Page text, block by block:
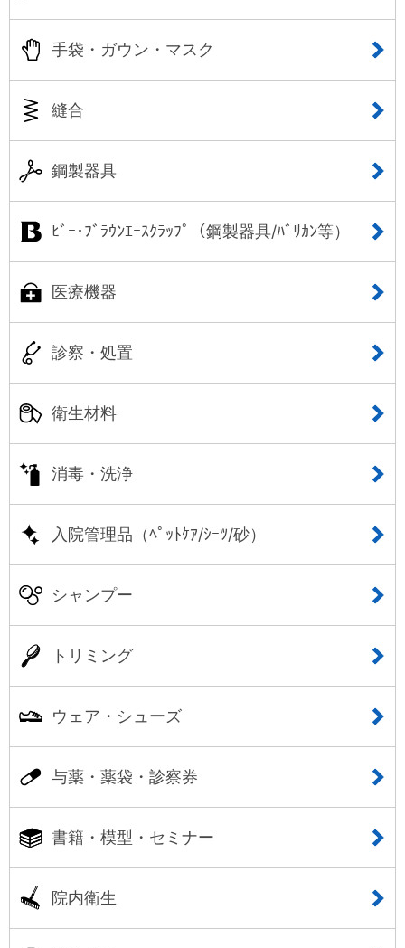
手袋・ガウン・マスク
縫合
鋼製器具
ﾋﾞｰ･ﾌﾞﾗｳﾝｴｰｽｸﾗｯﾌﾟ（鋼製器具/ﾊﾞﾘｶﾝ等）
医療機器
診察・処置
衛生材料
消毒・洗浄
入院管理品（ﾍﾟｯﾄｹｱ/ｼｰﾂ/砂）
シャンプー
トリミング
ウェア・シューズ
与薬・薬袋・診察券
書籍・模型・セミナー
院内衛生